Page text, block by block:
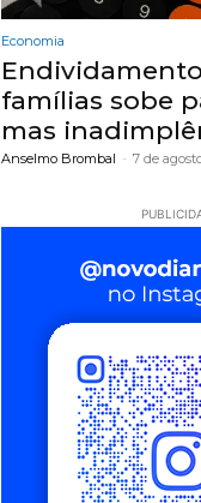
Economia
famílias sobe
mas
Anselmo Brombal - 7 de